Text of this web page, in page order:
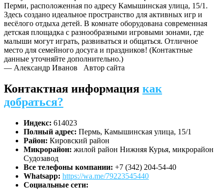
Перми, расположенная по адресу Камышинская улица, 15/1.
Здесь создано идеальное пространство для активных игр и
весёлого отдыха детей. В комнате оборудована современная
детская площадка с разнообразными игровыми зонами, где
малыши могут играть, развиваться и общаться. Отличное
место для семейного досуга и праздников! (Контактные
данные уточняйте дополнительно.)
— Александр Иванов Автор сайта
Контактная информация как
добраться?
Индекс: 614023
Полный адрес: Пермь, Камышинская улица, 15/1
Район: Кировский район
Микрорайон: жилой район Нижняя Курья, микрорайон
Судозавод
Все телефоны компании: +7 (342) 204-54-40
Whatsapp: https://wa.me/79223545440
Социальные сети: